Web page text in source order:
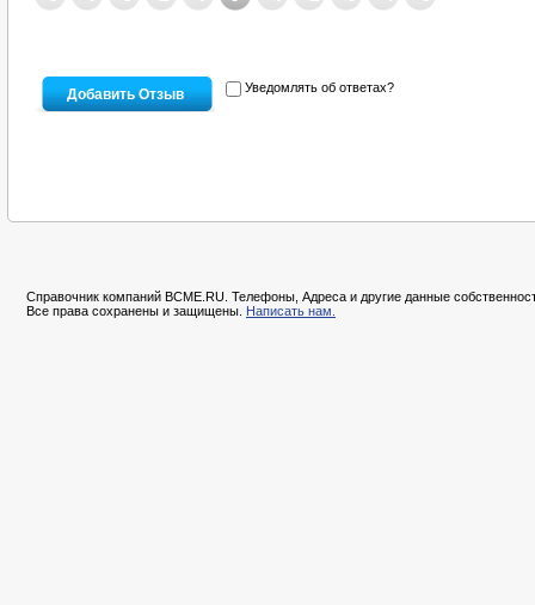
Уведомлять об ответах?
Справочник компаний BCME.RU. Телефоны, Адреса и другие данные
Все права сохранены и защищены. Написать нам.